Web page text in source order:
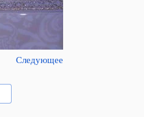
Следующее